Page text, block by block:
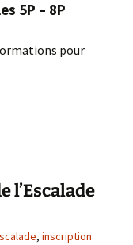
5P – 8P
pour
2024
l’Escalade
, inscription